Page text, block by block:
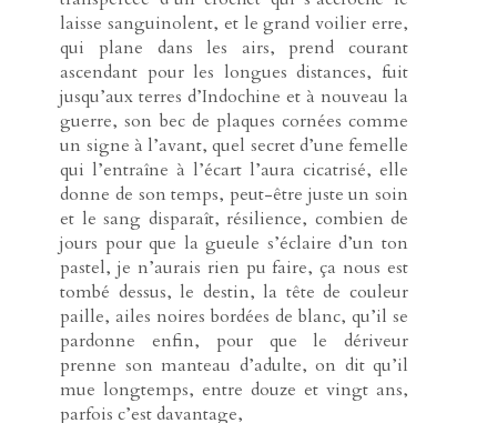
laisse sanguinolent, et le grand voilier erre,
qui plane dans les airs, prend courant
ascendant pour les longues distances, fuit
jusqu’aux terres d’Indochine et à nouveau la
guerre, son bec de plaques cornées comme
un signe à l’avant, quel secret d’une femelle
qui l’entraîne à l’écart l’aura cicatrisé, elle
donne de son temps, peut-être juste un soin
et le sang disparaît, résilience, combien de
jours pour que la gueule s’éclaire d’un ton
pastel, je n’aurais rien pu faire, ça nous est
tombé dessus, le destin, la tête de couleur
paille, ailes noires bordées de blanc, qu’il se
pardonne enfin, pour que le dériveur
prenne son manteau d’adulte, on dit qu’il
mue longtemps, entre douze et vingt ans,
parfois c’est davantage,